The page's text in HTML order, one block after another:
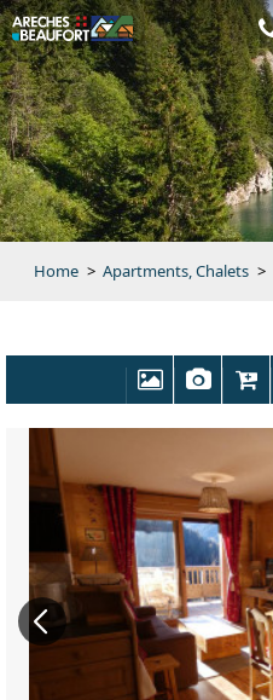
Home > Apartments, Chalets >